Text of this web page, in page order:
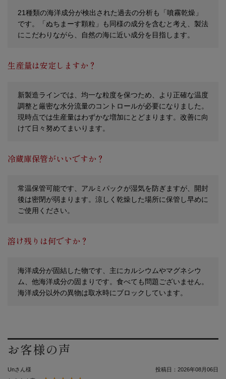
21種類の海洋成分が検出された過去の分析も「噴霧乾燥」
です。「ぬちまーす顆粒」も同様の成分を含むと考え、製法
にこだわりながら、自然の海に近い成分を目指します。
生産量は安定しますか？
新製造ラインでは、均一な粒度を保つため、より正確な温度
調整と厳密な水分流量のコントロールが必要になりました。
現時点では生産量はわずかな増加にとどまります。改善に向
けて日々努めてまいります。
冷蔵庫保管がいいですか？
常温保管可能です、アルミパックが湿気を防ぎますが、開封
後は密閉が弱まります。涼しく乾燥した場所に保管し早めに
ご使用ください。
溶け残りは何ですか？
海洋成分が固結した物です、主にカルシウムやマグネシウ
ム、他海洋成分の固まりです。食べても問題ございません。
海洋成分以外の異物は取水時にブロックしています。
お客様の声
Unさん様 投稿日： 2026年08月06日